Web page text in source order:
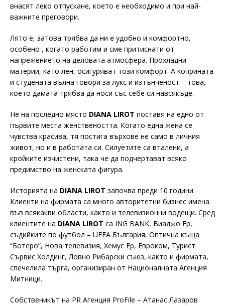
внасят леко отпускане, което е необходимо и при най-
важните преговори.
Лято е, затова трябва да ни е удобно и комфортно,
особено , когато работим и сме притиснати от
напрежението на деловата атмосфера. Прохладни
материи, като лен, осигуряват този комфорт. А коприната
и студената вълна говори за лукс и изтънченост – това,
което дамата трябва да носи със себе си навсякъде.
Не на последно място DIANA LIROT поставя на едно от
първите места женствеността. Когато една жена се
чувства красива, тя постига върхове не само в личния
живот, но и в работата си. Силуетите са вталени, а
кройките изчистени, така че да подчертават всяко
предимство на женската фигура.
Историята на DIANA LIROT започва преди 10 години.
Клиенти на фирмата са много авторитетни бизнес имена
във всякакви области, както и телевизионни водещи. Сред
клиентите на DIANA LIROT са ING BANK, Виаджо Ер,
съдийките по футбол – UEFA България, Оптична къща
“Ботеро”, Нова телевизия, Хемус Ер, Евроком, Турист
Сървис Холдинг, Ловно Рибарски съюз, както и фирмата,
спечелила търга, организиран от Националната Агенция
Митници.
Собственикът на PR Aгенция ProFile – Атанас Лазаров